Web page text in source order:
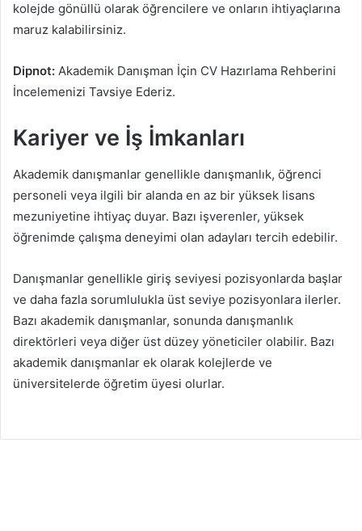
kolejde gönüllü olarak öğrencilere ve onların ihtiyaçlarına
maruz kalabilirsiniz.
Dipnot: Akademik Danışman İçin CV Hazırlama Rehberini
İncelemenizi Tavsiye Ederiz.
Kariyer ve İş İmkanları
Akademik danışmanlar genellikle danışmanlık, öğrenci
personeli veya ilgili bir alanda en az bir yüksek lisans
mezuniyetine ihtiyaç duyar. Bazı işverenler, yüksek
öğrenimde çalışma deneyimi olan adayları tercih edebilir.
Danışmanlar genellikle giriş seviyesi pozisyonlarda başlar
ve daha fazla sorumlulukla üst seviye pozisyonlara ilerler.
Bazı akademik danışmanlar, sonunda danışmanlık
direktörleri veya diğer üst düzey yöneticiler olabilir. Bazı
akademik danışmanlar ek olarak kolejlerde ve
üniversitelerde öğretim üyesi olurlar.